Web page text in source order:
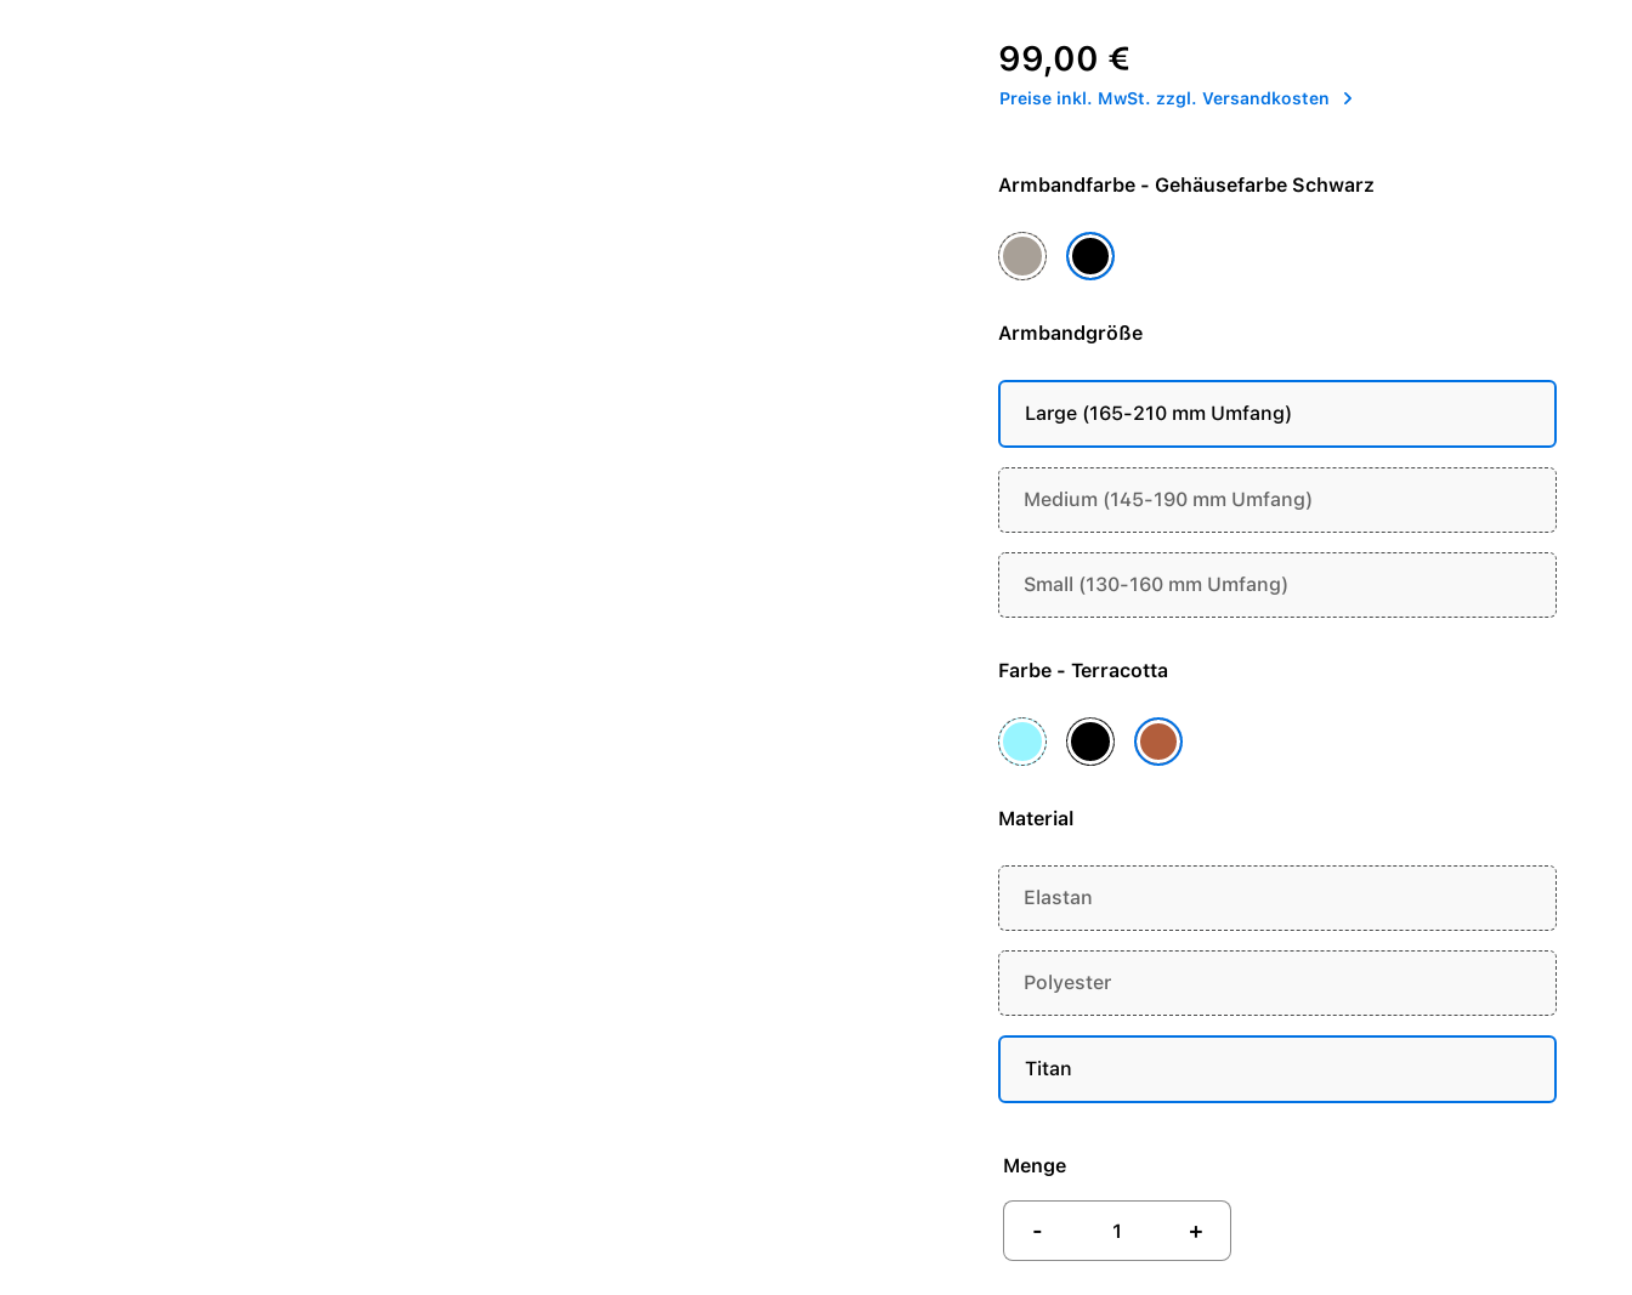
Regulärer Preis:
99,00 €
Preise inkl. MwSt. zzgl. Versandkosten
Armbandfarbe - Gehäusefarbe Schwarz
Gehäusefarbe Natur
Gehäusefarbe Schwarz
Armbandgröße
Large (165-210 mm Umfang)
Medium (145-190 mm Umfang)
Small (130-160 mm Umfang)
Farbe - Terracotta
HellblauSchwarzTerracotta
Material
Elastan
Polyester
Titan
Menge
- +